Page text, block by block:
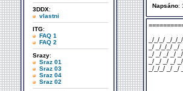
3DDX:
vlastni
ITG:
FAQ 1
FAQ 2
Srazy:
Sraz 01
Sraz 03
Sraz 04
Sraz 02
Napsáno:
_/_/_/ _/_/
_/ _/_/_/ _/
_/ _/ _/ _/
_/ _/ _/ _/
_/_/_/ _/ _/